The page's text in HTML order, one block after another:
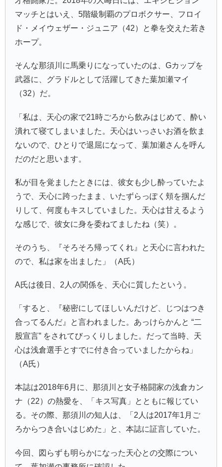
マッチとはいえ、5階級制覇のプロボクサー、フロイ
ド・メイウェザー・ジュニア（42）と拳を交えた若き
ホープ。
そんな那須川に馬乗りになっていたのは、Gカップを
武器に、グラドルとして活躍してきた葉加瀬マイ
（32）だ。
「私は、天心の家で21時ごろから飲みはじめて、酔い
潰れて寝てしまいました。天心はいっさいお酒を飲ま
ないので、ひとりで退屈になって、葉加瀬さんを呼ん
だのだと思います。
私が目を覚ましたときには、彼女も少し酔っていたよ
うで、天心に跨ったまま、いたずらっぽく頬を掴んだ
りして、何度もキスしていました。天心は甘えるよう
な感じで、彼女に身を委ねてましたね（笑）。
そのうち、『そろそろ帰ってくれ』と天心に言われた
ので、私は家を出ました」（A氏）
A氏は後日、2人の関係を、天心に質したという。
「すると、『秘密にしてほしいんだけど、じつはつき
合ってるんだ』と言われました。あっけらかんと “二
股宣言” をされてびっくりしました。だって当時、天
心は浅倉選手とすでに付き合っていましたからね」
（A氏）
本誌は2018年6月に、那須川と女子格闘家の浅倉カン
ナ（22）の熱愛を、「キス写真」とともに報じてい
る。その際、那須川の知人は、「2人は2017年1月ご
ろからつき合いはじめた」と、本誌に証言していた。
今回、図らずも明らかになった天心との交際につい